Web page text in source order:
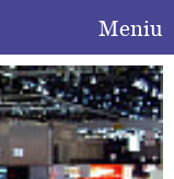
Meniu